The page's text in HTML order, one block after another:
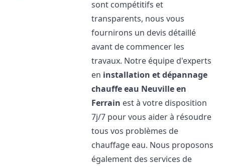
sont compétitifs et
transparents, nous vous
fournirons un devis détaillé
avant de commencer les
travaux. Notre équipe d'experts
en installation et dépannage
chauffe eau Neuville en
Ferrain est à votre disposition
7j/7 pour vous aider à résoudre
tous vos problèmes de
chauffage eau. Nous proposons
également des services de